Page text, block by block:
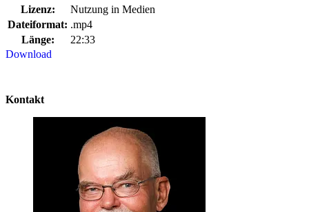
Lizenz:
Nutzung in Medien
Dateiformat: .mp4
Länge:
22:33
Download
Kontakt